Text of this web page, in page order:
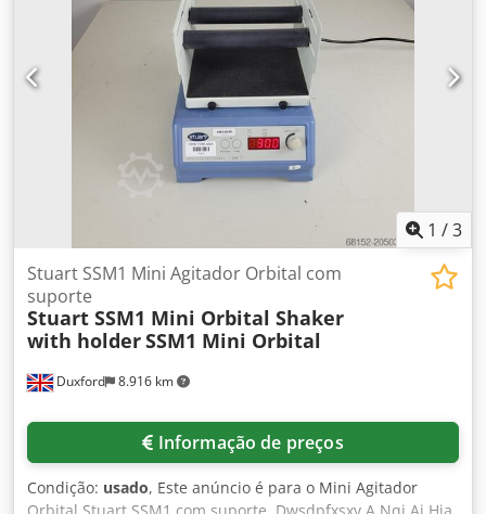
1 /3
Duxford 8.916 km
Stuart SSM1 Mini Agitador Orbital com
suporte
Stuart SSM1 Mini Orbital Shaker
with holderSSM1 Mini Orbital
Informação de preços
Condição: usado, Este anúncio é para o Mini Agitador